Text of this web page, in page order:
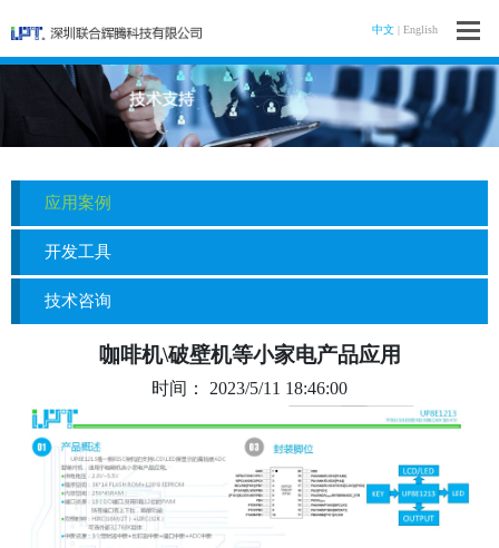
中文 | English
技术支持
新闻资讯
应用案例
开发工具
技术咨询
咖啡机\破壁机等小家电产品应用
时间： 2023/5/11 18:46:00